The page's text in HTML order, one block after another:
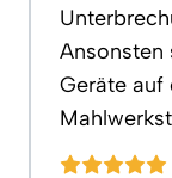
Ansonsten
Geräte